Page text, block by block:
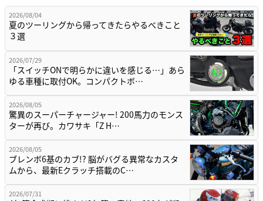
2026/08/04
夏のツーリングから帰ってきたらやるべきこと
３選
2026/07/29
「スイッチONで明らかに違いを感じる…」あら
ゆる車種に取付OK。コンパクトボ…
2026/08/05
驚異のスーパーチャージャー! 200馬力のモンス
ターが再び。カワサキ「Z H…
2026/08/05
ブレンボ6基のカブ!? 脳がバグる異常なカスタ
ムから、最新Eクラッチ搭載のC…
2026/07/31